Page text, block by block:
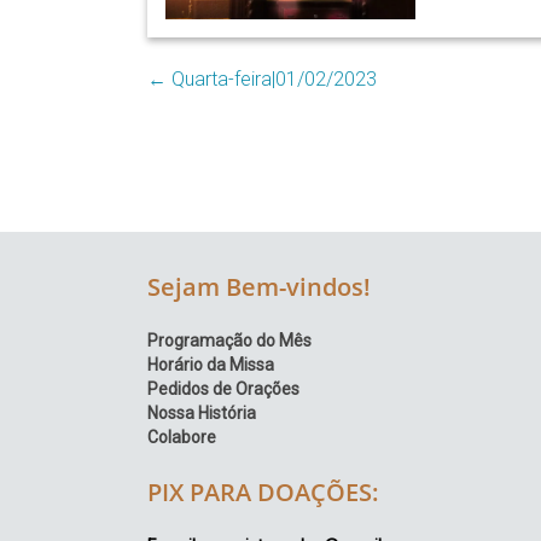
Região
Episcopal
Sé
← Quarta-feira|01/02/2023
Sejam Bem-vindos!
Programação do Mês
Horário da Missa
Pedidos de Orações
Nossa História
Colabore
PIX PARA DOAÇÕES: